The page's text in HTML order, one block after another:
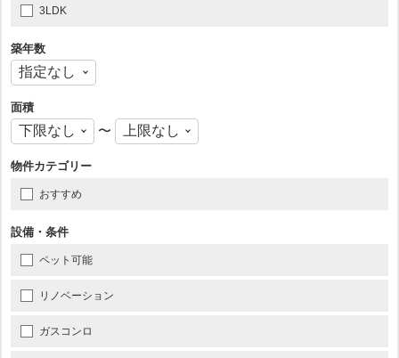
3LDK
築年数
面積
〜
物件カテゴリー
おすすめ
設備・条件
ペット可能
リノベーション
ガスコンロ